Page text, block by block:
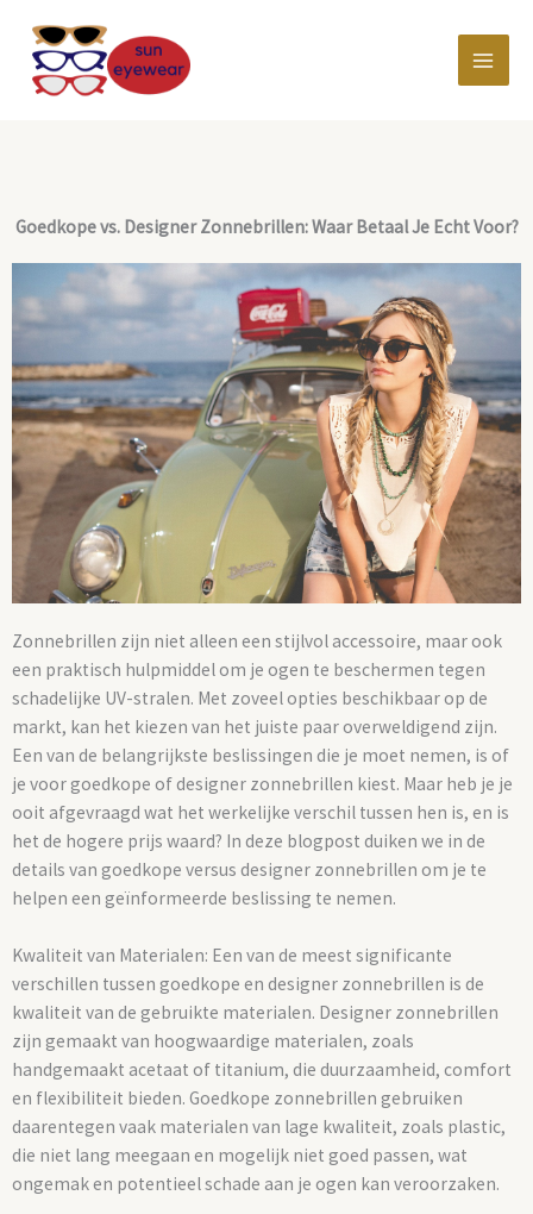
naar
inhoud
Goedkope vs. Designer Zonnebrillen: Waar Betaal Je Echt Voor?
Zonnebrillen zijn niet alleen een stijlvol accessoire, maar ook
een praktisch hulpmiddel om je ogen te beschermen tegen
schadelijke UV-stralen. Met zoveel opties beschikbaar op de
markt, kan het kiezen van het juiste paar overweldigend zijn.
Een van de belangrijkste beslissingen die je moet nemen, is of
je voor goedkope of designer zonnebrillen kiest. Maar heb je je
ooit afgevraagd wat het werkelijke verschil tussen hen is, en is
het de hogere prijs waard? In deze blogpost duiken we in de
details van goedkope versus designer zonnebrillen om je te
helpen een geïnformeerde beslissing te nemen.
Kwaliteit van Materialen: Een van de meest significante
verschillen tussen goedkope en designer zonnebrillen is de
kwaliteit van de gebruikte materialen. Designer zonnebrillen
zijn gemaakt van hoogwaardige materialen, zoals
handgemaakt acetaat of titanium, die duurzaamheid, comfort
en flexibiliteit bieden. Goedkope zonnebrillen gebruiken
daarentegen vaak materialen van lage kwaliteit, zoals plastic,
die niet lang meegaan en mogelijk niet goed passen, wat
ongemak en potentieel schade aan je ogen kan veroorzaken.